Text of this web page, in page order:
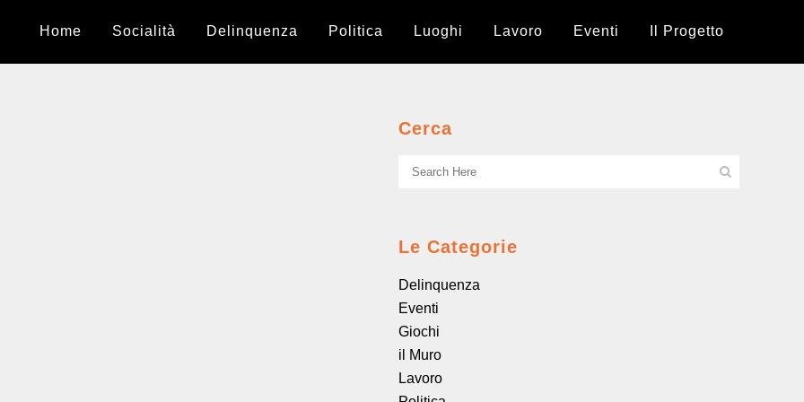
Home Socialità Delinquenza Politica Luoghi Lavoro Eventi Il Progetto
Cerca
Le Categorie
Delinquenza
Eventi
Giochi
il Muro
Lavoro